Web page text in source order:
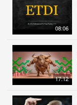
08:06
17:12